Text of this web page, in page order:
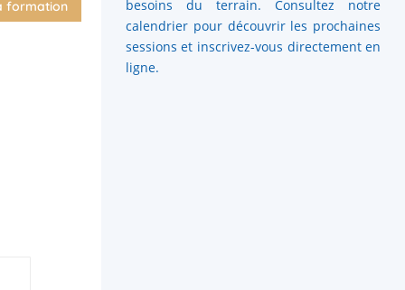
formation
besoins du terrain. Consultez notre
calendrier pour découvrir les prochaines
sessions et inscrivez-vous directement en
ligne.